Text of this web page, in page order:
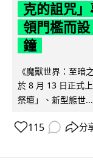
克的詛咒
領門檻而
鐘
《魔獸世界：至暗
於 8 月 13 日正式
祭壇」、新型態世...
115 分